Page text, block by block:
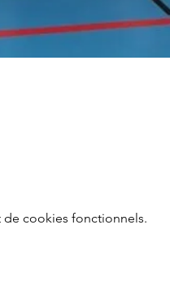
de cookies fonctionnels.